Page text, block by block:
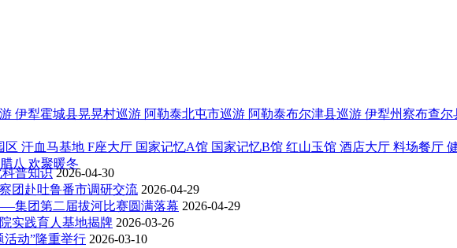
伊犁霍城县晃晃村巡游 阿勒泰北屯市巡游 阿勒泰布尔津县巡游 伊犁州察布查尔
区 汗血马基地 F座大厅 国家记忆A馆 国家记忆B馆 红山玉馆 酒店大厅 料场餐厅
八 欢聚暖冬
普知识 2026-04-30
团赴吐鲁番市调研交流 2026-04-29
集团第二届拔河比赛圆满落幕 2026-04-29
实践育人基地揭牌 2026-03-26
动”隆重举行 2026-03-10